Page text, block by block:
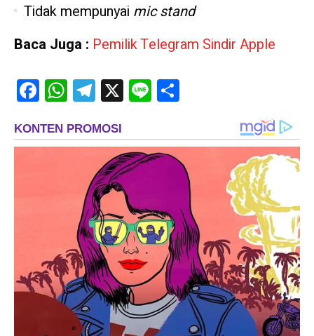
Tidak mempunyai mic stand
Baca Juga : Pemilik Telegram Sindir Apple
FacebookWhatsAppTelegram
X Line